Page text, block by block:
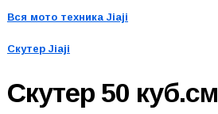
Вся мото техника Jiaji
Скутер Jiaji
Скутер 50 куб.см